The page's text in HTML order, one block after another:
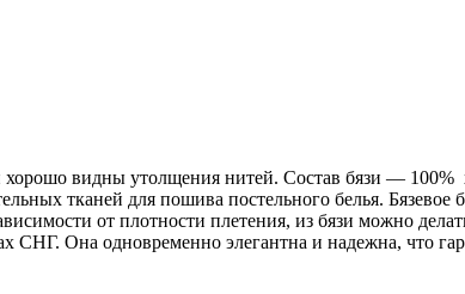
хорошо видны утолщения нитей. Состав бязи ― 100%
тканей для пошива постельного белья. Бязевое
от плотности плетения, из бязи можно
СНГ. Она одновременно элегантна и надежна, что